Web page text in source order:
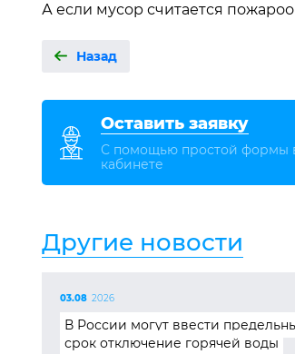
А если мусор считается
Назад
Оставить заявку
С помощью простой формы
кабинете
Другие новости
03.08 2026
В России могут ввести
срок отключение горячей воды